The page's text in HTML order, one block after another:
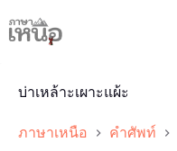
to
content
บ่าเหล้าะเผาะแผ้ะ
ภาษาเหนือ คำศัพท์